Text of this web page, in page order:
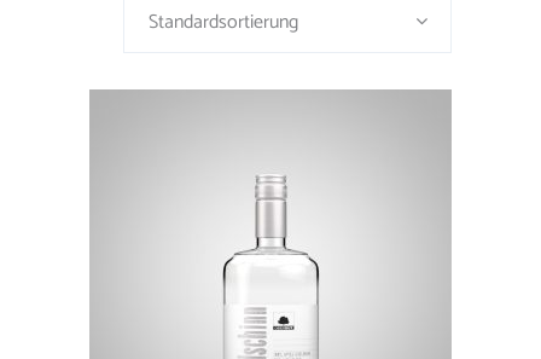
Standardsortierung
IN DEN WARENKORB